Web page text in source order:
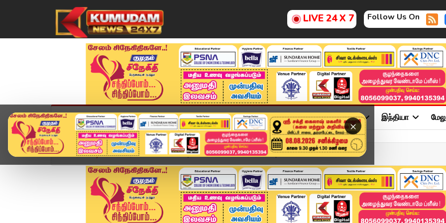
LIVE 24 X 7 Follow Us On
×
முகப்பு விளையாட்டு அண்மை தமிழ்நாடு சினிமா அரசியல் விளையாட்டு இந்தியா
Home வீடியோ ஸ்டோரி 🔴LIVE Today Headlines - 09 JULY 2026 | 10 மணி ...